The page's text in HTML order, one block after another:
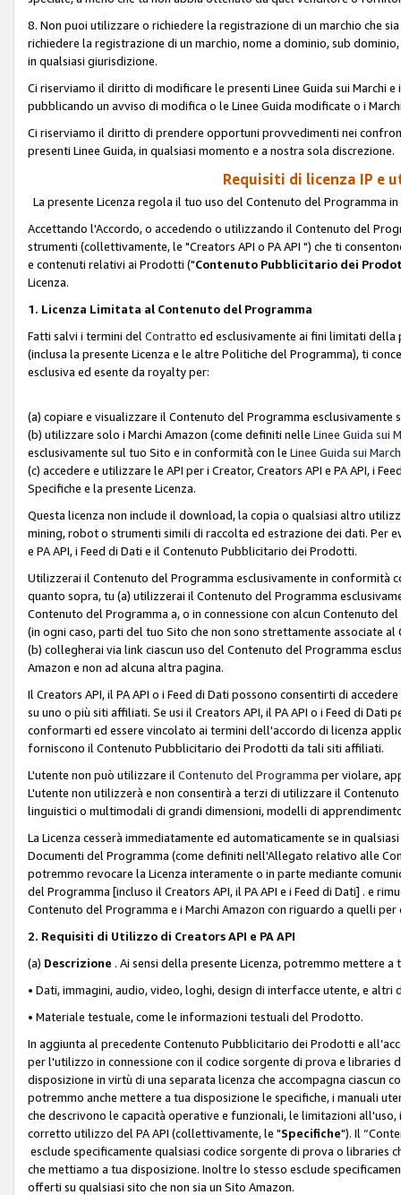
8. Non puoi utilizzare o richiedere la registrazione di un marchio che
richiedere la registrazione di un marchio, nome a dominio, sub
in qualsiasi giurisdizione.
Ci riserviamo il diritto di modificare le presenti Linee Guida sui Marchi
pubblicando un avviso di modifica o le Linee Guida modificate o i
Ci riserviamo il diritto di prendere opportuni provvedimenti nei
presenti Linee Guida, in qualsiasi momento e a nostra sola discrezione.
Requisiti di licenza IP e
La presente Licenza regola il tuo uso del Contenuto del Programma
Accettando l'Accordo, o accedendo o utilizzando il Contenuto del
strumenti (collettivamente, le "Creators API o PA API ") che ti
e contenuti relativi ai Prodotti ("Contenuto Pubblicitario dei
Licenza.
1. Licenza Limitata al Contenuto del Programma
Fatti salvi i termini del Contratto ed esclusivamente ai fini limitati
(inclusa la presente Licenza e le altre Politiche del Programma), ti
esclusiva ed esente da royalty per:
(a) copiare e visualizzare il Contenuto del Programma esclusivamente
(b) utilizzare solo i Marchi Amazon (come definiti nelle Linee Guida sui
esclusivamente sul tuo Sito e in conformità con le Linee Guida sui March
(c) accedere e utilizzare le API per i Creator, Creators API e PA API, i
Specifiche e la presente Licenza.
Questa licenza non include il download, la copia o qualsiasi altro
mining, robot o strumenti simili di raccolta ed estrazione dei dati. Per
e PA API, i Feed di Dati e il Contenuto Pubblicitario dei Prodotti.
Utilizzerai il Contenuto del Programma esclusivamente in conformità
quanto sopra, tu (a) utilizzerai il Contenuto del Programma
Contenuto del Programma a, o in connessione con alcun Contenuto
(in ogni caso, parti del tuo Sito che non sono strettamente associate
(b) collegherai via link ciascun uso del Contenuto del Programma
Amazon e non ad alcuna altra pagina.
Il Creators API, il PA API o i Feed di Dati possono consentirti di
su uno o più siti affiliati. Se usi il Creators API, il PA API o i Feed di
conformarti ed essere vincolato ai termini dell'accordo di licenza
forniscono il Contenuto Pubblicitario dei Prodotti da tali siti affiliati.
L'utente non può utilizzare il Contenuto del Programma per violare,
L'utente non utilizzerà e non consentirà a terzi di utilizzare il
linguistici o multimodali di grandi dimensioni, modelli di
La Licenza cesserà immediatamente ed automaticamente se in
Documenti del Programma (come definiti nell'Allegato relativo alle
potremmo revocare la Licenza interamente o in parte mediante
del Programma [incluso il Creators API, il PA API e i Feed di Dati] . e
Contenuto del Programma e i Marchi Amazon con riguardo a quelli
2. Requisiti di Utilizzo di Creators API e PA API
(a) Descrizione . Ai sensi della presente Licenza, potremmo mettere
• Dati, immagini, audio, video, loghi, design di interfacce utente, e altri
• Materiale testuale, come le informazioni testuali del Prodotto.
In aggiunta al precedente Contenuto Pubblicitario dei Prodotti e
per l'utilizzo in connessione con il codice sorgente di prova e libraries
disposizione in virtù di una separata licenza che accompagna ciascun
potremmo anche mettere a tua disposizione le specifiche, i manuali
che descrivono le capacità operative e funzionali, le limitazioni
corretto utilizzo del PA API (collettivamente, le "Specifiche"). Il
esclude specificamente qualsiasi codice sorgente di prova o libraries
che mettiamo a tua disposizione. Inoltre lo stesso esclude
offerti su qualsiasi sito che non sia un Sito Amazon.